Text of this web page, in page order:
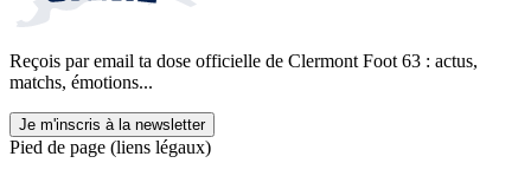
Reçois par email ta dose officielle de Clermont Foot 63 : actus,
matchs, émotions...
Je m'inscris à la newsletter
Pied de page (liens légaux)